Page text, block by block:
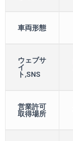
車両形態
ウェブサ
イ
ト,SNS
営業許可
取得場所